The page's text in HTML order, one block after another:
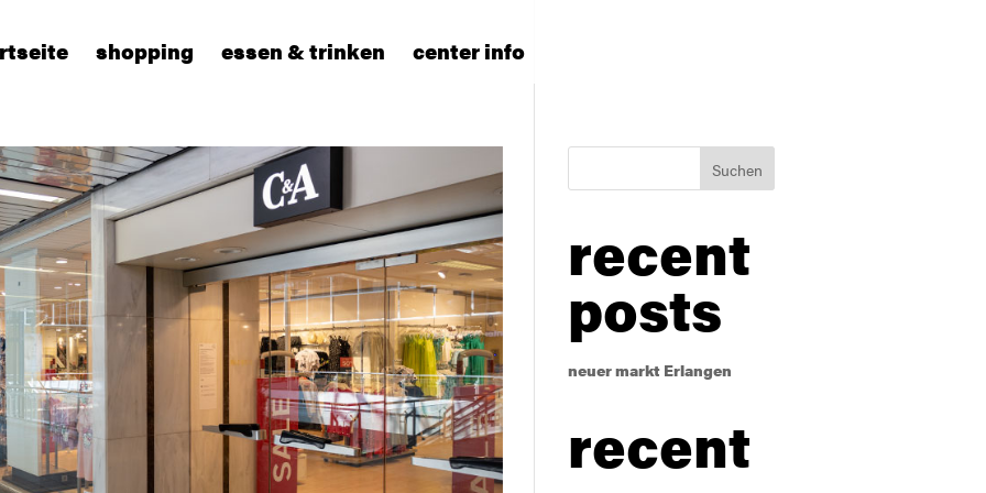
shopping essen & trinken center info
Suchen
recent
posts
neuer markt Erlangen
recent